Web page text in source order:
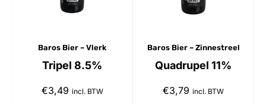
Baros Bier – Vlerk
Tripel 8.5%
€3,49 incl. BTW
Baros Bier – Zinnestreel
Quadrupel 11%
€3,79 incl. BTW